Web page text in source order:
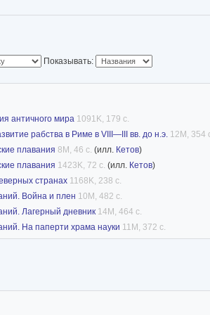
Показывать:
античного мира 1091K, 179 с.
рабства в Риме в VIII—III вв. до н.э. 12M, 354
плавания 8M, 46 с. (илл. Кетов)
плавания 1423K, 72 с. (илл. Кетов)
странах 1168K, 238 с.
Война и плен 10M, 482 с.
Лагерный дневник 14M, 464 с.
На паперти храма науки 11M, 372 с.